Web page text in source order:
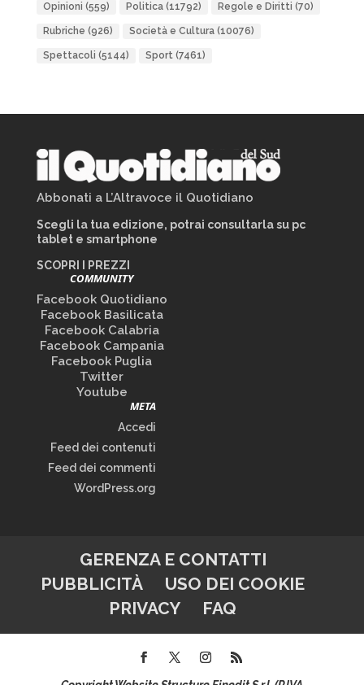
Opinioni (559) Politica(11792) Regole e Diritti (70)
Rubriche (926) Società e Cultura(10076)
Spettacoli (5144) Sport(7461)
Abbonati a L’Altravoce il Quotidiano
Scegli la tua edizione, potrai consultarla su pc
tablet e smartphone
SCOPRI I PREZZI
COMMUNITY
Facebook Quotidiano
Facebook Basilicata
Facebook Calabria
Facebook Campania
Facebook Puglia
Twitter
Youtube
META
Accedi
Feed dei contenuti
Feed dei commenti
WordPress.org
GERENZA E CONTATTI
PUBBLICITÀ
USO DEI COOKIE
PRIVACY
FAQ